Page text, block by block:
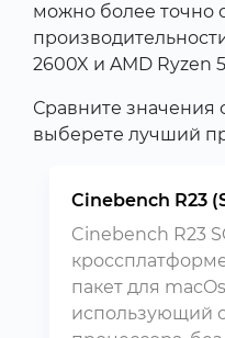
можно более точно
2600X и AMD Ryzen
Сравните значения
выберете лучший
Cinebench R23
Cinebench R23
пакет для
использующий